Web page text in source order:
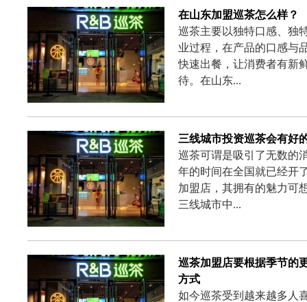
在山东加盟巡茶怎么样？
巡茶主要以独特口感、独
业过程，在产品的口感与
快速出餐，让消费者有新
待。在山东...
三线城市投资巡茶会有好
巡茶可谓是吸引了无数的
年的时间在全国就已经开
加盟店，其拥有的魅力可
三线城市中...
巡茶加盟店要根据季节的
方式
如今巡茶受到越来越多人